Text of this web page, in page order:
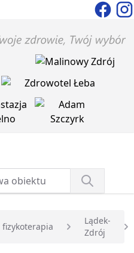
fizykoterapia
Lądek-
Zdrój